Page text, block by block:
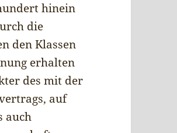
hinein
die
den Klassen
erhalten
des mit der
auf
auch